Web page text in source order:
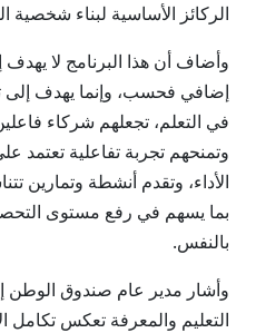
الركائز الأساسية لبناء شخصية
وأضاف أن هذا البرنامج لا
إضافي فحسب، وإنما يهدف إلى
في التعلم، تجعلهم شركاء
وتمنحهم تجربة تفاعلية تعتمد
الأداء، وتقدم أنشطة وتمارين
بما يسهم في رفع مستوى
بالنفس.
وأشار مدير عام صندوق الوطن
التعليم والمعرفة تعكس تكامل